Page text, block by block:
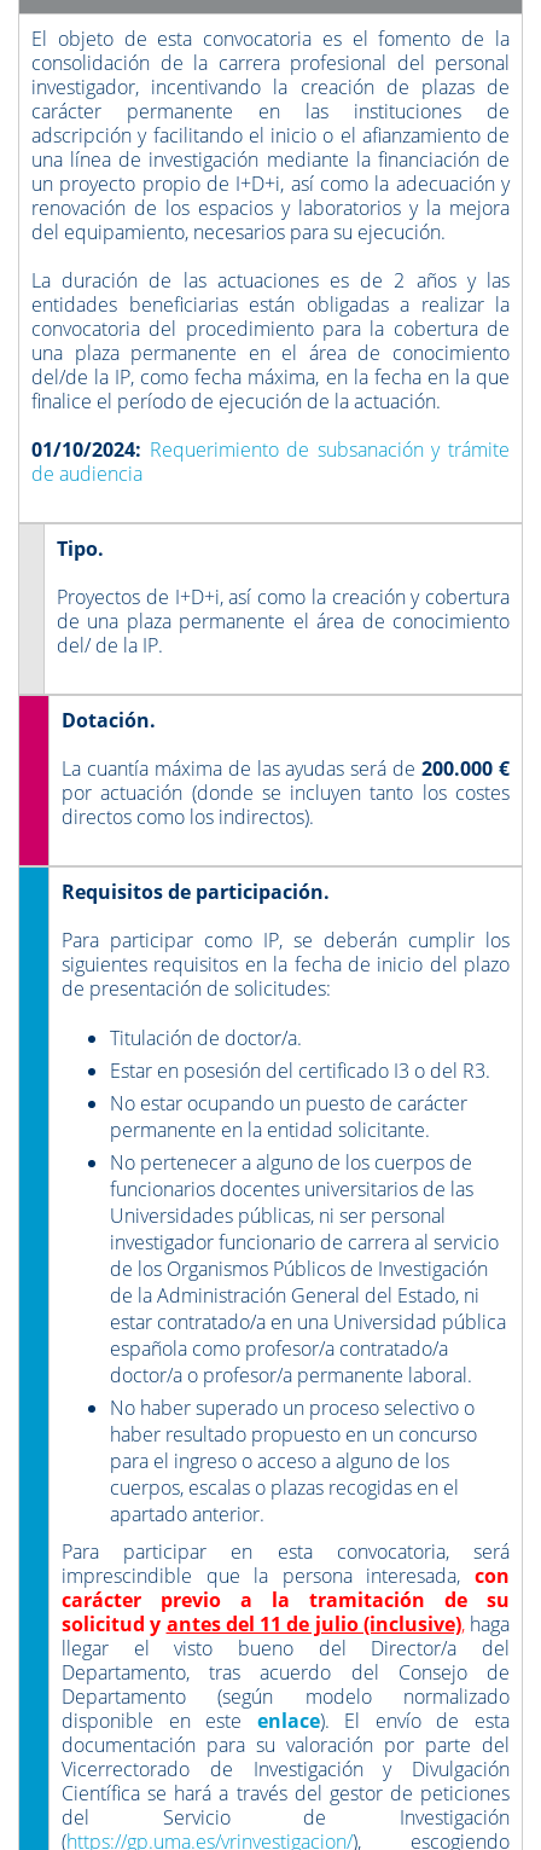
El objeto de esta convocatoria es el fomento de la
consolidación de la carrera profesional del personal
investigador, incentivando la creación de plazas de
carácter permanente en las instituciones de
adscripción y facilitando el inicio o el afianzamiento de
una línea de investigación mediante la financiación de
un proyecto propio de I+D+i, así como la adecuación y
renovación de los espacios y laboratorios y la mejora
del equipamiento, necesarios para su ejecución.
La duración de las actuaciones es de 2 años y las
entidades beneficiarias están obligadas a realizar la
convocatoria del procedimiento para la cobertura de
una plaza permanente en el área de conocimiento
del/de la IP, como fecha máxima, en la fecha en la que
finalice el período de ejecución de la actuación.
01/10/2024: Requerimiento de subsanación y trámite
de audiencia
Tipo.
Proyectos de I+D+i, así como la creación y cobertura
de una plaza permanente el área de conocimiento
del/ de la IP.
Dotación.
La cuantía máxima de las ayudas será de200.000 €
por actuación (donde se incluyen tanto los costes
directos como los indirectos).
Requisitos de participación.
Para participar como IP, se deberán cumplir los
siguientes requisitos en la fecha de inicio del plazo
de presentación de solicitudes:
Titulación de doctor/a.
Estar en posesión del certificado I3 o del R3.
No estar ocupando un puesto de carácter
permanente en la entidad solicitante.
No pertenecer a alguno de los cuerpos de
funcionarios docentes universitarios de las
Universidades públicas, ni ser personal
investigador funcionario de carrera al servicio
de los Organismos Públicos de Investigación
de la Administración General del Estado, ni
estar contratado/a en una Universidad pública
española como profesor/a contratado/a
doctor/a o profesor/a permanente laboral.
No haber superado un proceso selectivo o
haber resultado propuesto en un concurso
para el ingreso o acceso a alguno de los
cuerpos, escalas o plazas recogidas en el
apartado anterior.
Para participar en esta convocatoria, será
imprescindible que la persona interesada, con
carácter previo a la tramitación de su
solicitud y antes del 11 de julio (inclusive),haga
llegar el visto bueno del Director/a del
Departamento, tras acuerdo del Consejo de
Departamento (según modelo normalizado
disponible en este enlace). El envío de esta
documentación para su valoración por parte del
Vicerrectorado de Investigación y Divulgación
Científica se hará a través del gestor de peticiones
del Servicio de Investigación
(https://gp.uma.es/vrinvestigacion/), escogiendo